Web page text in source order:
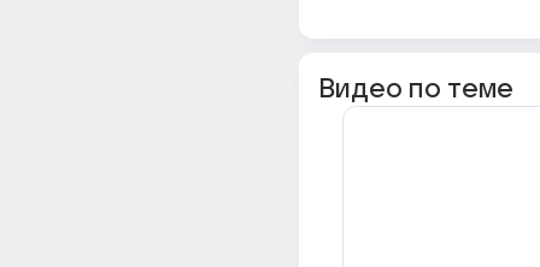
Видео по теме